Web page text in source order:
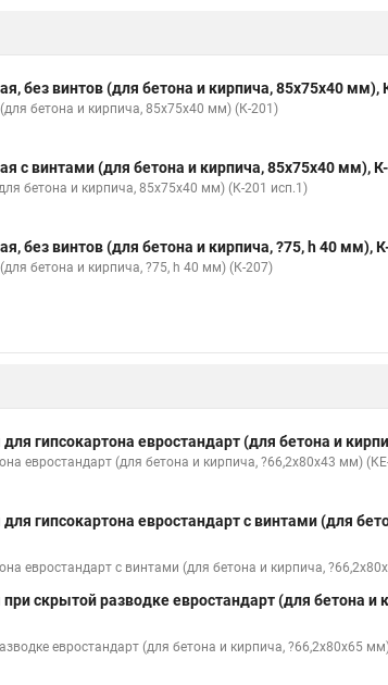
без винтов (для бетона и кирпича, 85х75х40 мм),
бетона и кирпича, 85х75х40 мм) (К-201)
с винтами (для бетона и кирпича, 85х75х40 мм),
бетона и кирпича, 85х75х40 мм) (К-201 исп.1)
без винтов (для бетона и кирпича, ?75, h 40 мм),
бетона и кирпича, ?75, h 40 мм) (К-207)
гипсокартона евростандарт (для бетона и
евростандарт (для бетона и кирпича, ?66,2х80х43 мм)
гипсокартона евростандарт с винтами (для
евростандарт с винтами (для бетона и кирпича,
скрытой разводке евростандарт (для бетона и
евростандарт (для бетона и кирпича, ?66,2х80х65